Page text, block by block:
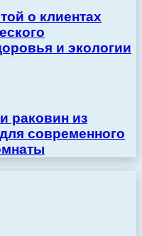
о клиентах
и экологии
раковин из
современного